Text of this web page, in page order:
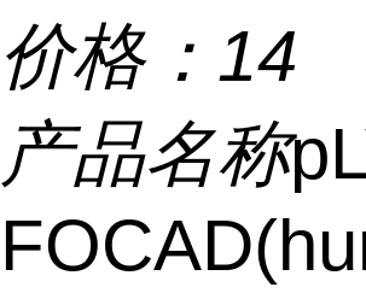
价格： 14
产品名称